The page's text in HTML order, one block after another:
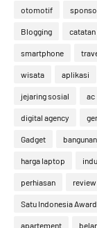
otomotif
Blogging catatan
smartphone
wisata aplikasi
jejaring sosial ac
digital agency
Gadget bangunan
harga laptop
perhiasan review
Satu Indonesia Award
apartement